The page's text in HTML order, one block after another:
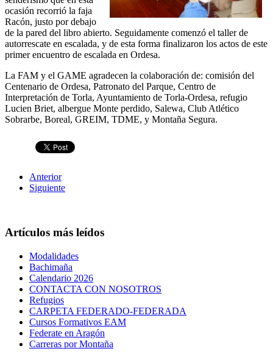
ocasión recorrió la faja
Racón, justo por debajo
de la pared del libro abierto. Seguidamente comenzó el taller de
autorrescate en escalada, y de esta forma finalizaron los actos de este
primer encuentro de escalada en Ordesa.
La FAM y el GAME agradecen la colaboración de: comisión del
Centenario de Ordesa, Patronato del Parque, Centro de
Interpretación de Torla, Ayuntamiento de Torla-Ordesa, refugio
Lucien Briet, albergue Monte perdido, Salewa, Club Atlético
Sobrarbe, Boreal, GREIM, TDME, y Montaña Segura.
Anterior
Siguiente
Artículos más leídos
Modalidades
Bachimaña
Calendario 2026
CONTACTA CON NOSOTROS
Refugios
CARPETA FEDERADO-FEDERADA
Cursos Formativos EAM
Federate en Aragón
Carreras por Montaña